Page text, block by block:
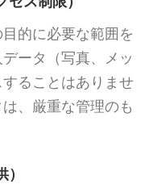
的に必要な範囲を
ータ（写真、メッ
ることはありませ
、厳重な管理のも